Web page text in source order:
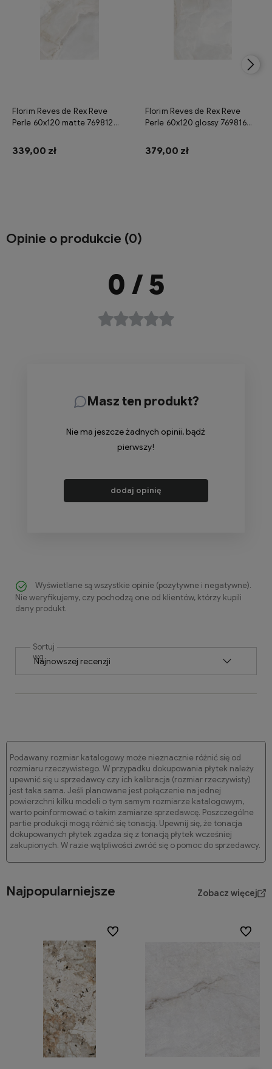
Florim Reves de Rex Reve
Perle 60x120 matte 769812
onyks
339,00 zł
Florim Reves de Rex Reve
Perle 60x120 glossy 769816
onyks
379,00 zł
Opinie o produkcie (0)
0 / 5
Masz ten produkt?
Nie ma jeszcze żadnych opinii, bądź
pierwszy!
dodaj opinię
Wyświetlane są wszystkie opinie (pozytywne i negatywne).
Nie weryfikujemy, czy pochodzą one od klientów, którzy kupili
dany produkt.
Sortuj
wg
Podawany rozmiar katalogowy może nieznacznie różnić się od
rozmiaru rzeczywistego. W przypadku dokupowania płytek należy
upewnić się u sprzedawcy czy ich kalibracja (rozmiar rzeczywisty)
jest taka sama. Jeśli planowane jest połączenie na jednej
powierzchni kilku modeli o tym samym rozmiarze katalogowym,
warto poinformować o takim zamiarze sprzedawcę. Poszczególne
partie produkcji mogą różnić się tonacją. Upewnij się, że tonacja
dokupowanych płytek zgadza się z tonacją płytek wcześniej
zakupionych. W razie wątpliwości zwróć się o pomoc do sprzedawcy.
Najpopularniejsze Zobacz więcej
Do ulubionych Do